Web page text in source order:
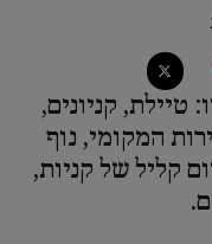
טיילת, קניונים,
המקומי, נוף
קליל של קניות,